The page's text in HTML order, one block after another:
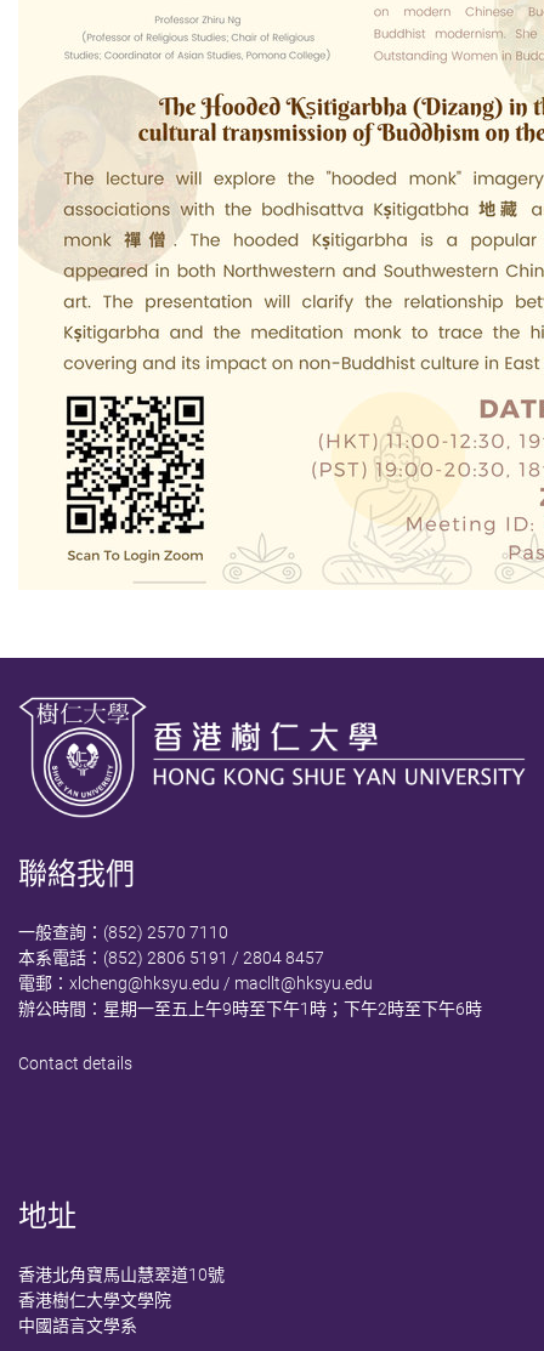
聯絡我們
一般查詢：(852) 2570 7110
本系電話：(852) 2806 5191 / 2804 8457
電郵： xlcheng@hksyu.edu / macllt@hksyu.edu
辦公時間：星期一至五上午9時至下午1時；下午2時至下午6時
Contact details
地址
香港北角寶馬山慧翠道10號
香港樹仁大學文學院
中國語言文學系